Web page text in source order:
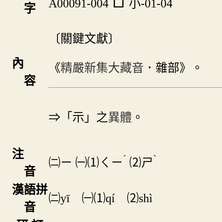
字 A00091-004 小-01-04
內
容
〔關鍵文獻〕
《精嚴新集大藏音 ．雜部》。
⇒「示」之異體 。
注
音
㈡ㄧ ㈠⑴ㄑㄧˊ ⑵ㄕˋ
漢語拼
音
㈡yī ㈠⑴qí ⑵shì